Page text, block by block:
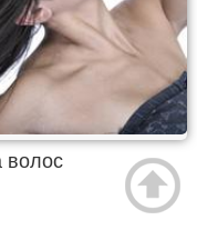
волос